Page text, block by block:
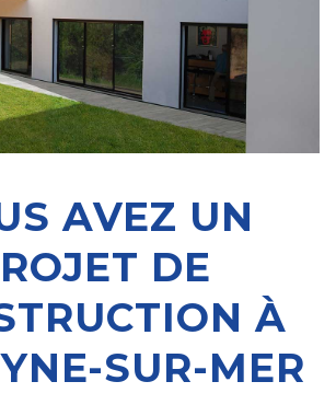
AVEZ UN
DE
À
SUR-MER